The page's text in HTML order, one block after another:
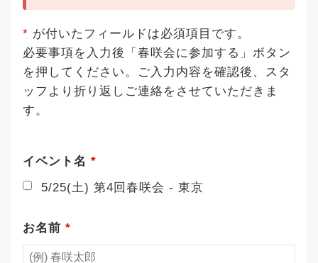
* が付いたフィールドは必須項目です。
必要事項を入力後「春咲会に参加する」ボタン
を押してください。ご入力内容を確認後、スタ
ッフより折り返しご連絡をさせていただきま
す。
イベント名 *
5/25(土) 第4回春咲会 - 東京
お名前 *